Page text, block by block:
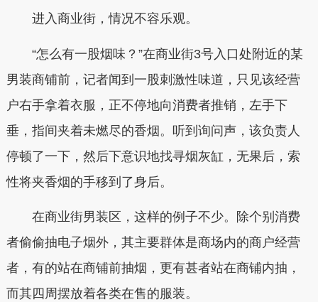
进入商业街，情况不容乐观。
“怎么有一股烟味？”在商业街3号入口处附近的某
男装商铺前，记者闻到一股刺激性味道，只见该经营
户右手拿着衣服，正不停地向消费者推销，左手下
垂，指间夹着未燃尽的香烟。听到询问声，该负责人
停顿了一下，然后下意识地找寻烟灰缸，无果后，索
性将夹香烟的手移到了身后。
在商业街男装区，这样的例子不少。除个别消费
者偷偷抽电子烟外，其主要群体是商场内的商户经营
者，有的站在商铺前抽烟，更有甚者站在商铺内抽，
而其四周摆放着各类在售的服装。